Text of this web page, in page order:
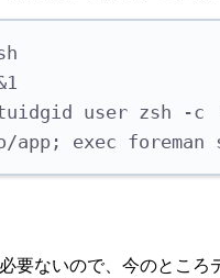
user zsh -c
app; exec foreman
要ないので、今のところ